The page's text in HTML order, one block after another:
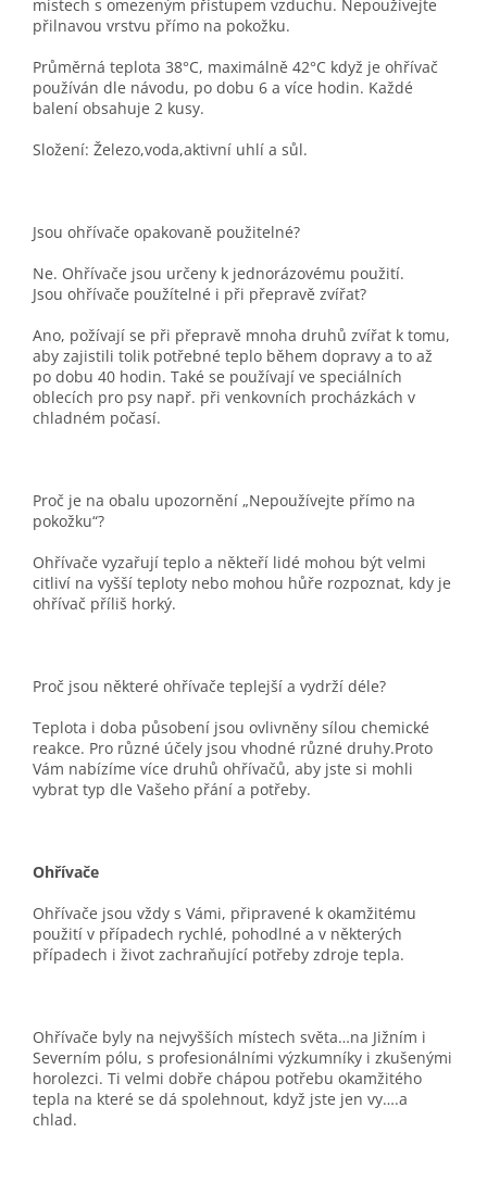
místech s omezeným přístupem vzduchu. Nepoužívejte
přilnavou vrstvu přímo na pokožku.
Průměrná teplota 38°C, maximálně 42°C když je ohřívač
používán dle návodu, po dobu 6 a více hodin. Každé
balení obsahuje 2 kusy.
Složení: Železo,voda,aktivní uhlí a sůl.
Jsou ohřívače opakovaně použitelné?
Ne. Ohřívače jsou určeny k jednorázovému použití.
Jsou ohřívače použítelné i při přepravě zvířat?
Ano, požívají se při přepravě mnoha druhů zvířat k tomu,
aby zajistili tolik potřebné teplo během dopravy a to až
po dobu 40 hodin. Také se používají ve speciálních
oblecích pro psy např. při venkovních procházkách v
chladném počasí.
Proč je na obalu upozornění „Nepoužívejte přímo na
pokožku“?
Ohřívače vyzařují teplo a někteří lidé mohou být velmi
citliví na vyšší teploty nebo mohou hůře rozpoznat, kdy je
ohřívač příliš horký.
Proč jsou některé ohřívače teplejší a vydrží déle?
Teplota i doba působení jsou ovlivněny sílou chemické
reakce. Pro různé účely jsou vhodné různé druhy.Proto
Vám nabízíme více druhů ohřívačů, aby jste si mohli
vybrat typ dle Vašeho přání a potřeby.
Ohřívače
Ohřívače jsou vždy s Vámi, připravené k okamžitému
použití v případech rychlé, pohodlné a v některých
případech i život zachraňující potřeby zdroje tepla.
Ohřívače byly na nejvyšších místech světa…na Jižním i
Severním pólu, s profesionálními výzkumníky i zkušenými
horolezci. Ti velmi dobře chápou potřebu okamžitého
tepla na které se dá spolehnout, když jste jen vy….a
chlad.